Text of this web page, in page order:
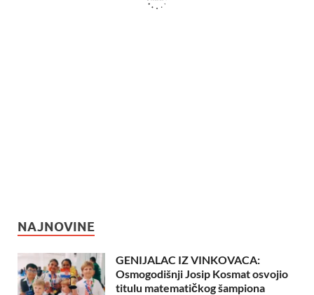
NAJNOVINE
GENIJALAC IZ VINKOVACA:
Osmogodišnji Josip Kosmat osvojio
titulu matematičkog šampiona